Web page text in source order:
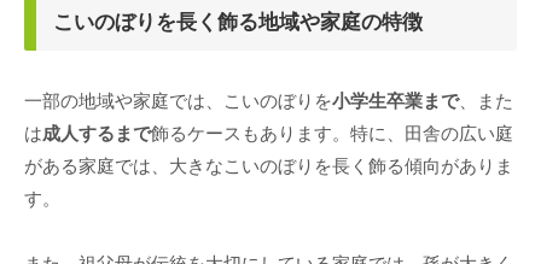
こいのぼりを長く飾る地域や家庭の特徴
一部の地域や家庭では、こいのぼりを小学生卒業まで、また
は成人するまで飾るケースもあります。特に、田舎の広い庭
がある家庭では、大きなこいのぼりを長く飾る傾向がありま
す。